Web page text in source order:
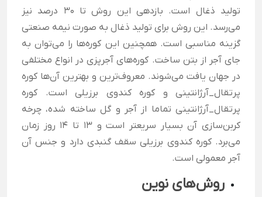
تولید ذغال است. بازدهی این روش تا 30 درصد نیز
می‌رسد. این روش برای تولید ذغال به صورت نیمه صنعتی
گزینه مناسبی است. همچنین این کوره‌ها را می‌توان به
جای آجر از بتن ساخت. کوره‌های آجرپزی در انواع مختلفی
در جهان یافت می‌شوند. معروف‌ترین و بهترین آن‌ها کوره
پرتقال_آرژانتینی و کوره کندوی برزیلی است. کوره
پرتقال_آرژانتینی تماما از آجر و گل ساخته شده، چرخه
کربن‌سازی آن بسیار سریعتر است و 13 تا 14 روز زمان
می‌برد. کوره کندوی برزیلی سقف گنبدی دارد و جنس آن
آجر معمولی است.
روش‌های نوین